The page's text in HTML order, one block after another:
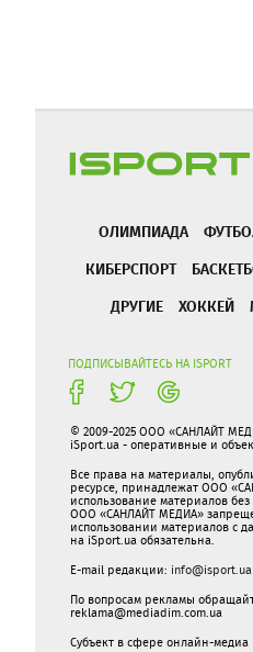
ОЛИМПИАДА
КИБЕРСПОРТ
ДРУГИЕ
ХОККЕЙ
ПОДПИСЫВАЙТЕСЬ НА ISPORT
© 2009-2025 ООО «САНЛАЙТ
iSport.ua - оперативные и
Все права на материалы,
ресурсе, принадлежат ООО
использование материалов
ООО «САНЛАЙТ МЕДИА»
использовании материалов с
на iSport.ua обязательна.
E-mail редакции: info@isport.ua
По вопросам рекламы
reklama@mediadim.com.ua
Субъект в сфере онлайн-медиа